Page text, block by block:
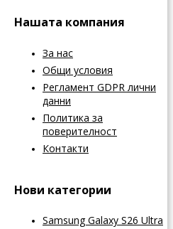
Нашата компания
За нас
Общи условия
Регламент GDPR лични
данни
Политика за
поверителност
Контакти
Нови категории
Samsung Galaxy S26 Ultra